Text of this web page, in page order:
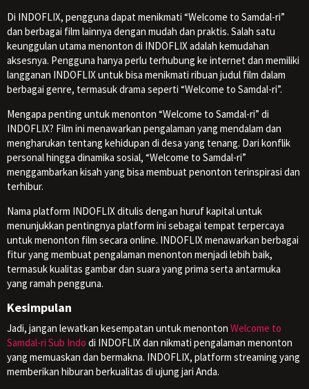
Di INDOFLIX, pengguna dapat menikmati “Welcome to Samdal-ri”
dan berbagai film lainnya dengan mudah dan praktis. Salah satu
keunggulan utama menonton di INDOFLIX adalah kemudahan
aksesnya. Pengguna hanya perlu terhubung ke internet dan memiliki
langganan INDOFLIX untuk bisa menikmati ribuan judul film dalam
berbagai genre, termasuk drama seperti “Welcome to Samdal-ri”.
Mengapa penting untuk menonton “Welcome to Samdal-ri” di
INDOFLIX? Film ini menawarkan pengalaman yang mendalam dan
mengharukan tentang kehidupan di desa yang tenang. Dari konflik
personal hingga dinamika sosial, “Welcome to Samdal-ri”
menggambarkan kisah yang bisa membuat penonton terinspirasi dan
terhibur.
Nama platform INDOFLIX ditulis dengan huruf kapital untuk
menunjukkan pentingnya platform ini sebagai tempat terpercaya
untuk menonton film secara online. INDOFLIX menawarkan berbagai
fitur yang membuat pengalaman menonton menjadi lebih baik,
termasuk kualitas gambar dan suara yang prima serta antarmuka
yang ramah pengguna.
Kesimpulan
Jadi, jangan lewatkan kesempatan untuk menonton Welcome to
Samdal-ri Sub Indo di INDOFLIX dan nikmati pengalaman menonton
yang memuaskan dan bermakna. INDOFLIX, platform streaming yang
memberikan hiburan berkualitas di ujung jari Anda.